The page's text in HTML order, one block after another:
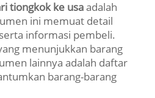
tiongkok ke usaadalah
ini memuat detail
informasi pembeli.
menunjukkan barang
lainnya adalah daftar
barang-barang